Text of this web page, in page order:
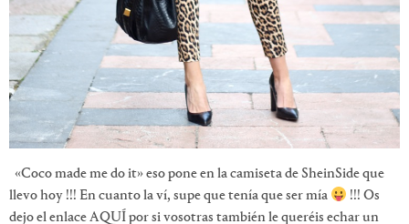
«Coco made me do it» eso pone en la camiseta de SheinSide que
llevo hoy !!! En cuanto la ví, supe que tenía que ser mía
!!! Os
dejo el enlace AQUÍ por si vosotras también le queréis echar un